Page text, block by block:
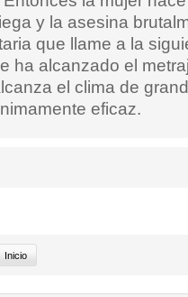
y la asesina
que llame a la
ha alcanzado el
el clima de
eficaz.